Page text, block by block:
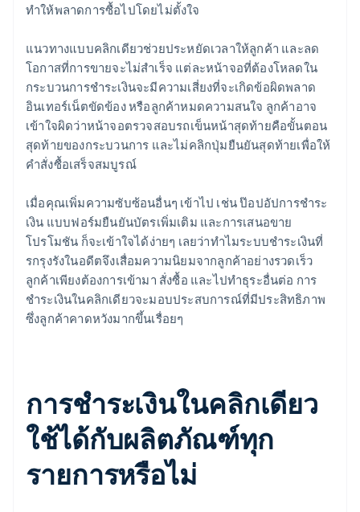
ทำให้พลาดการซื้อไปโดยไม่ตั้งใจ
แนวทางแบบคลิกเดียวช่วยประหยัดเวลาให้ลูกค้า และลด
โอกาสที่การขายจะไม่สำเร็จ แต่ละหน้าจอที่ต้องโหลดใน
กระบวนการชำระเงินจะมีความเสี่ยงที่จะเกิดข้อผิดพลาด
อินเทอร์เน็ตขัดข้อง หรือลูกค้าหมดความสนใจ ลูกค้าอาจ
เข้าใจผิดว่าหน้าจอตรวจสอบรถเข็นหน้าสุดท้ายคือขั้นตอน
สุดท้ายของกระบวนการ และไม่คลิกปุ่มยืนยันสุดท้ายเพื่อให้
คำสั่งซื้อเสร็จสมบูรณ์
เมื่อคุณเพิ่มความซับซ้อนอื่นๆ เข้าไป เช่น ป๊อปอัปการชำระ
เงิน แบบฟอร์มยืนยันบัตรเพิ่มเติม และการเสนอขาย
โปรโมชัน ก็จะเข้าใจได้ง่ายๆ เลยว่าทำไมระบบชำระเงินที่
รกรุงรังในอดีตจึงเสื่อมความนิยมจากลูกค้าอย่างรวดเร็ว
ลูกค้าเพียงต้องการเข้ามา สั่งซื้อ และไปทำธุระอื่นต่อ การ
ชำระเงินในคลิกเดียวจะมอบประสบการณ์ที่มีประสิทธิภาพ
ซึ่งลูกค้าคาดหวังมากขึ้นเรื่อยๆ
การชำระเงินในคลิกเดียว
ใช้ได้กับผลิตภัณฑ์ทุก
รายการหรือไม่